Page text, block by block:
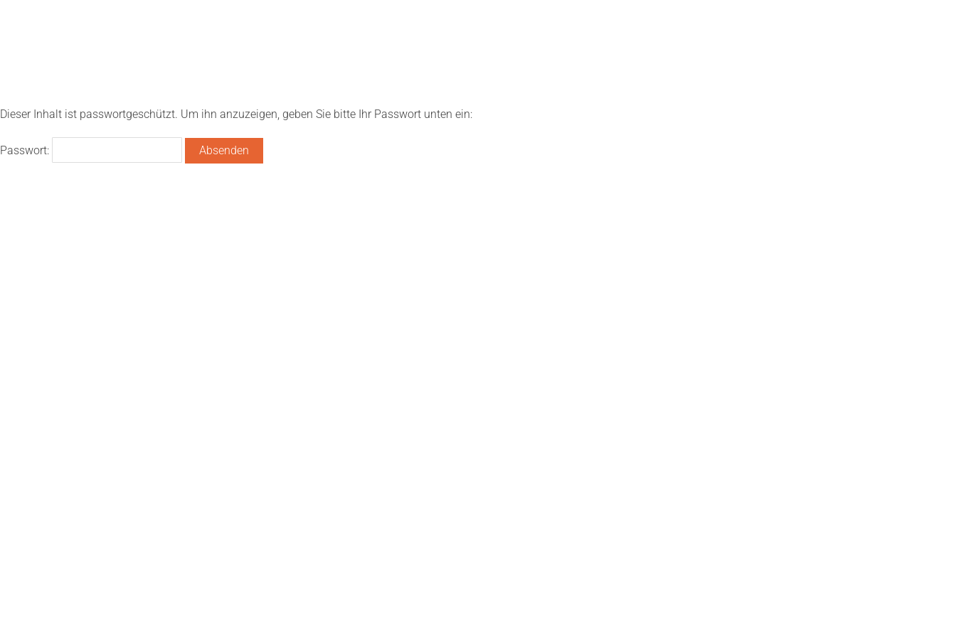
Dieser Inhalt ist passwortgeschützt. Um ihn anzuzeigen, geben Sie bitte Ihr Passwort unten ein:
Passwort: